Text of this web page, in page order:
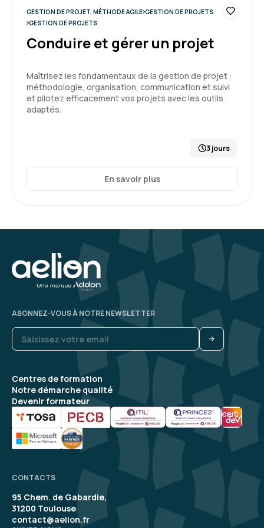
GESTION DE PROJET, MÉTHODE AGILE GESTION DE PROJETS
GESTION DE PROJETS
Conduire et gérer un projet
Maîtrisez les fondamentaux de la gestion de projet :
méthodologie, organisation, communication et suivi
et pilotez efficacement vos projets avec les outils
adaptés.
3 jours
En savoir plus
Centres de formation
Notre démarche qualité
Devenir formateur
ABONNEZ-VOUS À NOTRE NEWSLETTER
CONTACTS
95 Chem. de Gabardie,
31200 Toulouse
contact@aelion.fr